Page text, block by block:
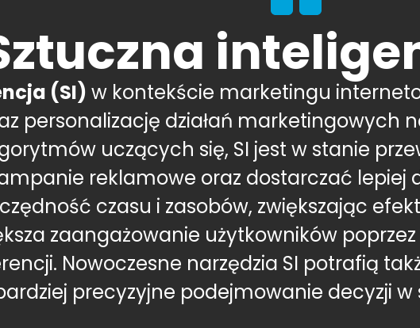
(SI) w kontekście marketingu
personalizację działań marketingowych
uczących się, SI jest w stanie
reklamowe oraz dostarczać lepiej
czasu i zasobów, zwiększając
zaangażowanie użytkowników
Nowoczesne narzędzia SI potrafią
precyzyjne podejmowanie decyzji